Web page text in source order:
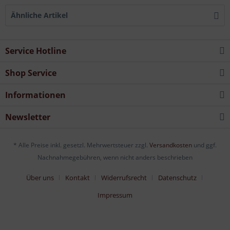
Ähnliche Artikel
Service Hotline
Shop Service
Informationen
Newsletter
* Alle Preise inkl. gesetzl. Mehrwertsteuer zzgl. Versandkosten und ggf.
Nachnahmegebühren, wenn nicht anders beschrieben
Über uns Kontakt Widerrufsrecht
Datenschutz
Impressum